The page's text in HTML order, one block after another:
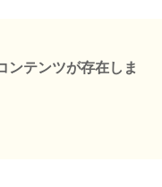
ンテンツが存在しま